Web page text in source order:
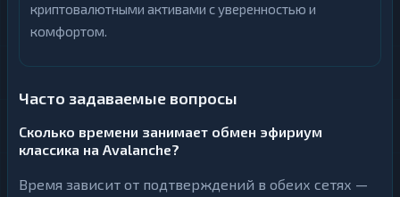
криптовалютными активами с уверенностью и
комфортом.
Часто задаваемые вопросы
Сколько времени занимает обмен эфириум
классика на Avalanche?
Время зависит от подтверждений в обеих сетях —